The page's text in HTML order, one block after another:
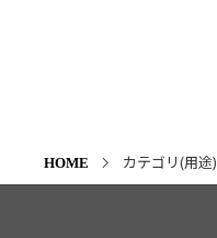
HOME カテゴリ(用途)